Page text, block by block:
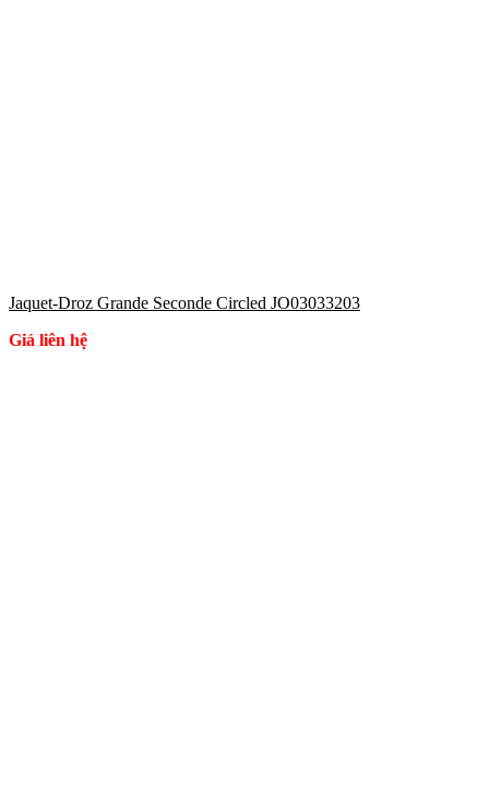
Jaquet-Droz Grande Seconde Circled JO03033203
Giá liên hệ